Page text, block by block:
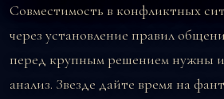
Совместимость в конфликтных
через установление правил
перед крупным решением нужны
анализ. Звезде дайте время на